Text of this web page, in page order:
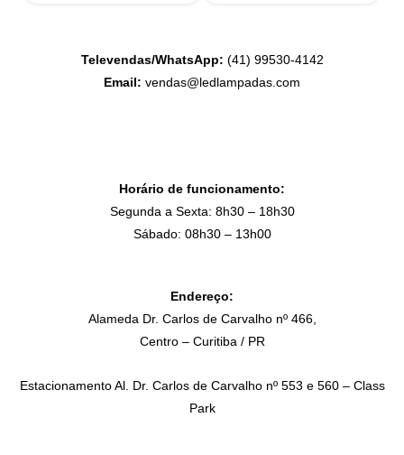
Televendas/WhatsApp: (41) 99530-4142
Email: vendas@ledlampadas.com
Horário de funcionamento:
Segunda a Sexta: 8h30 – 18h30
Sábado: 08h30 – 13h00
Endereço:
Alameda Dr. Carlos de Carvalho nº 466,
Centro – Curitiba / PR
Estacionamento Al. Dr. Carlos de Carvalho nº 553 e 560 – Class
Park